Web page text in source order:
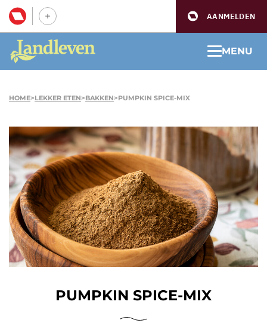
AANMELDEN
MENU
HOME>LEKKER ETEN>BAKKEN>PUMPKIN SPICE-MIX
PUMPKIN SPICE-MIX